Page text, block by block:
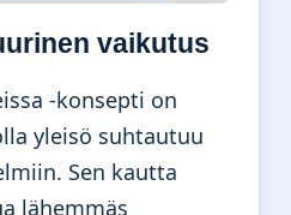
vaikutus
-konsepti on
yleisö suhtautuu
Sen kautta
lähemmäs